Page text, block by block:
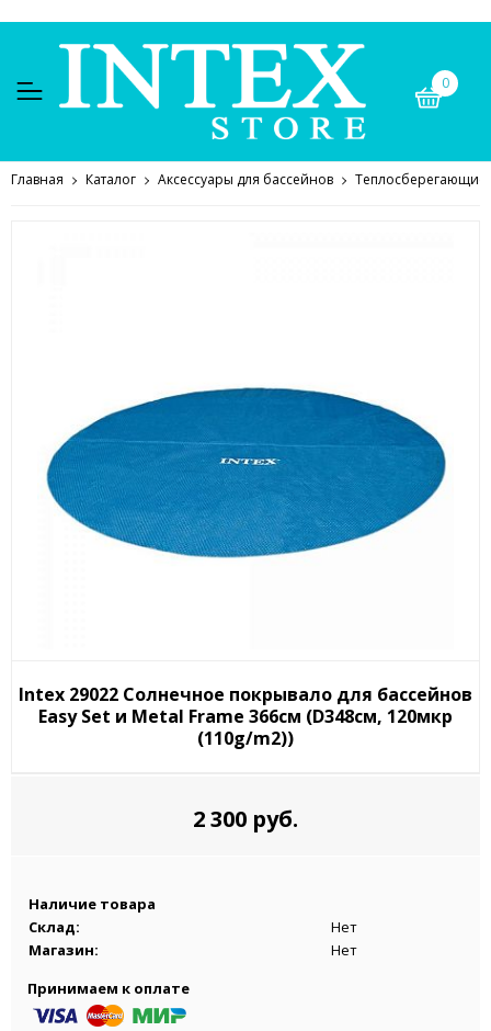
0
Главная Каталог Аксессуары для бассейнов Теплосберегающие
Intex 29022 Солнечное покрывало для бассейнов
Easy Set и Metal Frame 366см (D348см, 120мкр
(110g/m2))
2 300 руб.
Наличие товара
Склад:
Нет
Магазин:
Нет
Принимаем к оплате